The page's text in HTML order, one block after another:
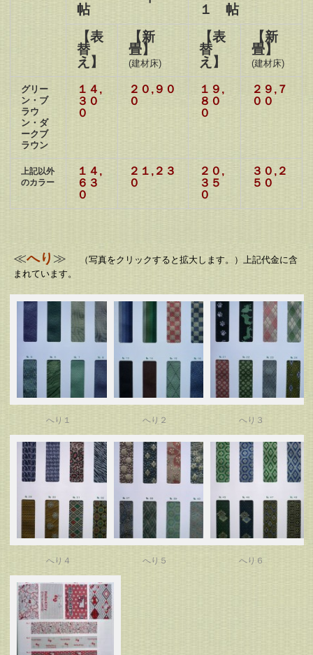
帖
１ 帖
【表
替
え】
【新
畳】
(建材床)
【表
替
え】
【新
畳】
(建材床)
グリー
ン・ブ
ラウ
ン・ダ
ークブ
ラウン
１４,
３０
０
２０,９０
０
１９,
８０
０
２９,７
００
上記以外
のカラー
１４,
６３
０
２１,２３
０
２０,
３５
０
３０,２
５０
≪へり ≫
（写真をクリックすると拡大します。）上記代金に含
まれています。
へり１ へり２ へり３
へり４ へり５ へり６